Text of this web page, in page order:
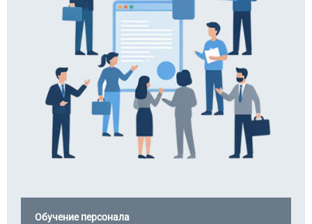
Обучение персонала